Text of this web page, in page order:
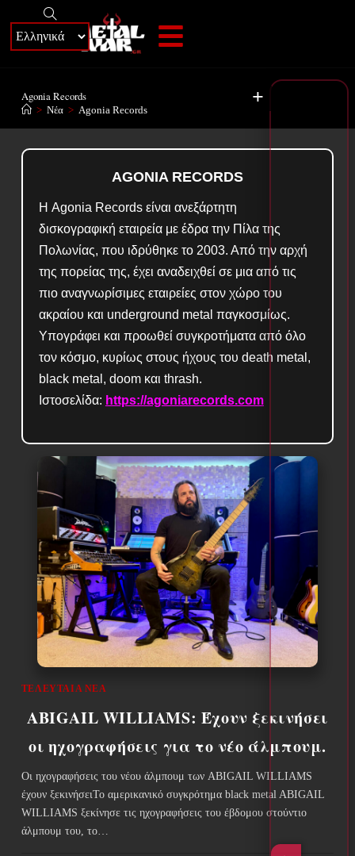
+
Agonia Records
> Νέα > Agonia Records
AGONIA RECORDS
Η Agonia Records είναι ανεξάρτητη
δισκογραφική εταιρεία με έδρα την Πίλα της
Πολωνίας, που ιδρύθηκε το 2003. Από την αρχή
της πορείας της, έχει αναδειχθεί σε μια από τις
πιο αναγνωρίσιμες εταιρείες στον χώρο του
ακραίου και underground metal παγκοσμίως.
Υπογράφει και προωθεί συγκροτήματα από όλο
τον κόσμο, κυρίως στους ήχους του death metal,
black metal, doom και thrash.
Ιστοσελίδα: https://agoniarecords.com
ΤΕΛΕΥΤΑΊΑ ΝΈΑ
ABIGAIL WILLIAMS: Έχουν ξεκινήσει
οι ηχογραφήσεις για το νέο άλμπουμ.
Οι ηχογραφήσεις του νέου άλμπουμ των ABIGAIL WILLIAMS
έχουν ξεκινήσειΤο αμερικανικό συγκρότημα black metal ABIGAIL
WILLIAMS ξεκίνησε τις ηχογραφήσεις του έβδομου στούντιο
άλμπουμ του, το…